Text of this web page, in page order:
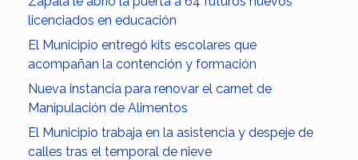
licenciados en educación
El Municipio entregó kits escolares que
acompañan la contención y formación
Nueva instancia para renovar el carnet de
Manipulación de Alimentos
El Municipio trabaja en la asistencia y despeje de
calles tras el temporal de nieve